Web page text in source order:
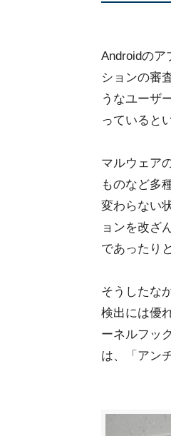
Androidのア
ションの審
うなユーザ
っていると
マルウェア
ものなど多
変わらない
ョンを改ざ
であったり
そうしたな
検出には優
ーネルフッ
は、「アン